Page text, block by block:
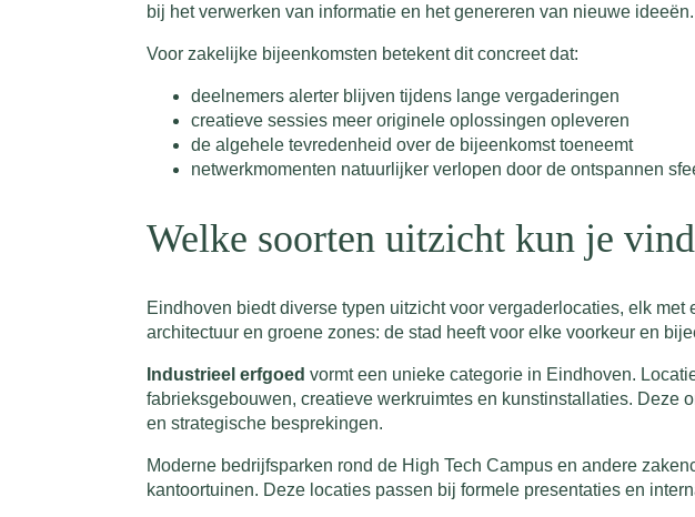
bij het verwerken van informatie en het genereren van nieuwe ideeën.
Voor zakelijke bijeenkomsten betekent dit concreet dat:
deelnemers alerter blijven tijdens lange vergaderingen
creatieve sessies meer originele oplossingen opleveren
de algehele tevredenheid over de bijeenkomst toeneemt
netwerkmomenten natuurlijker verlopen door de ontspannen
Welke soorten uitzicht kun je
Eindhoven biedt diverse typen uitzicht voor vergaderlocaties, elk
architectuur en groene zones: de stad heeft voor elke voorkeur en
Industrieel erfgoed vormt een unieke categorie in Eindhoven.
fabrieksgebouwen, creatieve werkruimtes en kunstinstallaties. Deze
en strategische besprekingen.
Moderne bedrijfsparken rond de High Tech Campus en andere
kantoortuinen. Deze locaties passen bij formele presentaties en